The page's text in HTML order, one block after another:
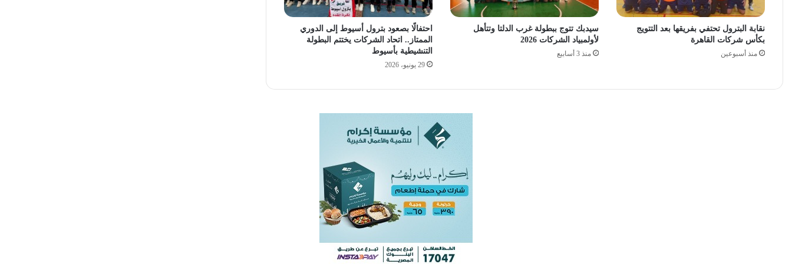
نقابة البترول تحتفي بفريقها بعد التتويج
بكأس شركات القاهرة
منذ أسبوعين
سيدبك تتوج ببطولة غرب الدلتا وتتأهل
لأولمبياد الشركات 2026
منذ 3 أسابيع
احتفالًا بصعود بترول أسيوط إلى الدوري
الممتاز.. اتحاد الشركات يختتم البطولة
التنشيطية بأسيوط
29 يونيو، 2026